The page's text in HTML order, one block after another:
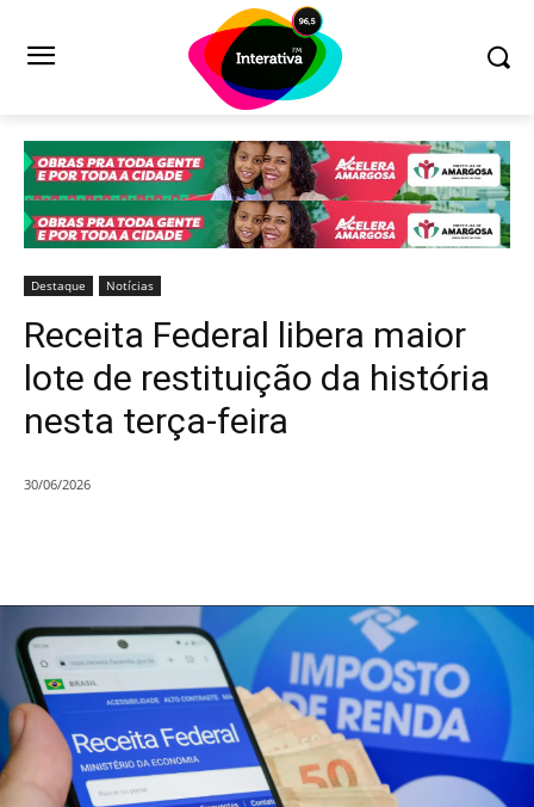
Destaque Notícias
Receita Federal libera maior
lote de restituição da história
nesta terça-feira
30/06/2026